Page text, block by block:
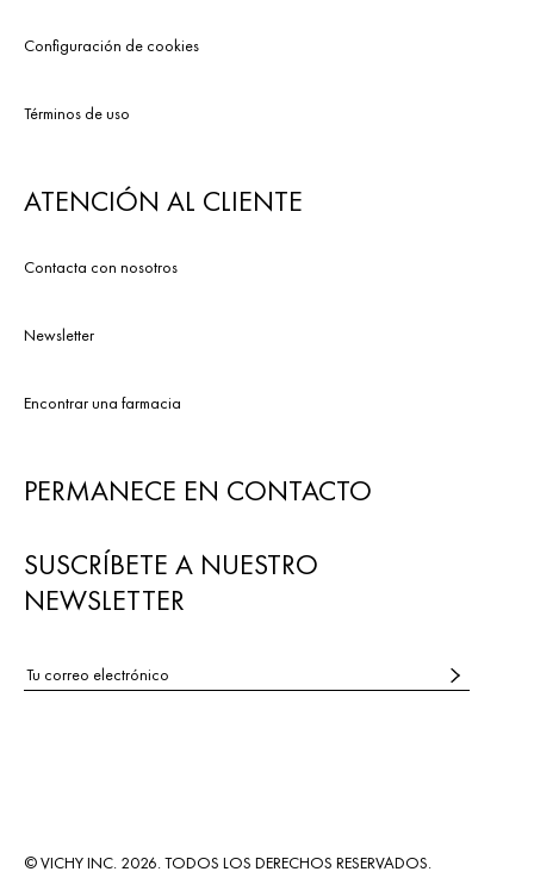
Configuración de cookies
Términos de uso
ATENCIÓN AL CLIENTE
Contacta con nosotros
Newsletter
Encontrar una farmacia
PERMANECE EN CONTACTO
SUSCRÍBETE A NUESTRO
NEWSLETTER
© VICHY INC. 2026. TODOS LOS DERECHOS RESERVADOS.